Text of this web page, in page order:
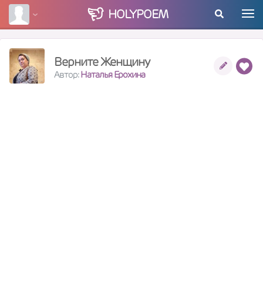
HOLYPOEM
Верните Женщину
Автор:Наталья Ерохина